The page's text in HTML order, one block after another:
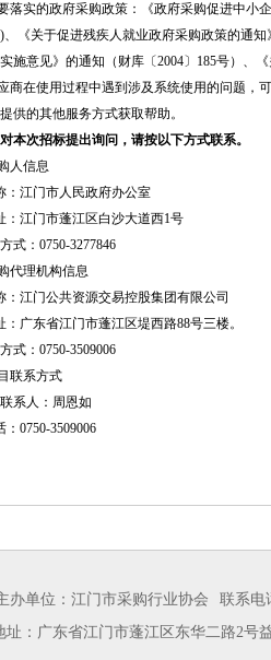
落实的政府采购政策：《政府采购促进中小
、《关于促进残疾人就业政府采购政策的通
施意见》的通知（财库〔2004〕185号）、
商在使用过程中遇到涉及系统使用的问题，
供的其他服务方式获取帮助。
本次招标提出询问，请按以下方式联系。
人信息
江门市人民政府办公室
江门市蓬江区白沙大道西1号
式： 0750-3277846
代理机构信息
江门公共资源交易控股集团有限公司
广东省江门市蓬江区堤西路88号三楼。
式： 0750-3509006
联系方式
系人： 周恩如
0750-3509006
办单位：江门市采购行业协会 联系电
址：广东省江门市蓬江区东华二路2号